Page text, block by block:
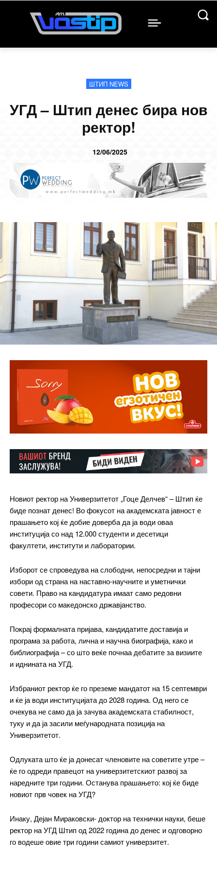
━ pricing plans
бесплатно / forever
ИЗБЕРЕТЕ ПЛАН
Included for free:
ШТИП NEWS
УГД – Штип денес бира нов
ректор!
12/06/2025
Новиот ректор на Универзитетот „Гоце Делчев“ – Штип ќе
биде познат денес! Во фокусот на академската јавност е
прашањето кој ќе добие доверба да ја води оваа
институција со над 12.000 студенти и десетици
факултети, институти и лаборатории.
Изборот се спроведува на слободни, непосредни и тајни
избори од страна на наставно-научните и уметнички
совети. Право на кандидатура имаат само редовни
професори со македонско државјанство.
Покрај формалната пријава, кандидатите доставија и
програма за работа, лична и научна биографија, како и
библиографија – со што веќе почнаа дебатите за визиите
и иднината на УГД.
Избраниот ректор ќе го преземе мандатот на 15 септември
и ќе ја води институцијата до 2028 година. Од него се
очекува не само да ја зачува академската стабилност,
туку и да ја засили меѓународната позиција на
Универзитетот.
Одлуката што ќе ја донесат членовите на советите утре –
ќе го одреди правецот на универзитетскиот развој за
наредните три години. Останува прашањето: кој ќе биде
новиот прв човек на УГД?
Инаку, Дејан Мираковски- доктор на технички науки, беше
ректор на УГД Штип од 2022 година до денес и одговорно
го водеше овие три години самиот универзитет.